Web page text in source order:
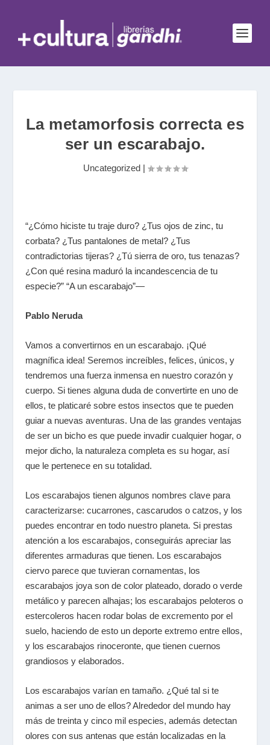
La metamorfosis correcta es
ser un escarabajo.
Uncategorized|
“¿Cómo hiciste tu traje duro? ¿Tus ojos de zinc, tu
corbata? ¿Tus pantalones de metal? ¿Tus
contradictorias tijeras? ¿Tú sierra de oro, tus tenazas?
¿Con qué resina maduró la incandescencia de tu
especie?” “A un escarabajo”—
Pablo Neruda
Vamos a convertirnos en un escarabajo. ¡Qué
magnífica idea! Seremos increíbles, felices, únicos, y
tendremos una fuerza inmensa en nuestro corazón y
cuerpo. Si tienes alguna duda de convertirte en uno de
ellos, te platicaré sobre estos insectos que te pueden
guiar a nuevas aventuras. Una de las grandes ventajas
de ser un bicho es que puede invadir cualquier hogar, o
mejor dicho, la naturaleza completa es su hogar, así
que le pertenece en su totalidad.
Los escarabajos tienen algunos nombres clave para
caracterizarse: cucarrones, cascarudos o catzos, y los
puedes encontrar en todo nuestro planeta. Si prestas
atención a los escarabajos, conseguirás apreciar las
diferentes armaduras que tienen. Los escarabajos
ciervo parece que tuvieran cornamentas, los
escarabajos joya son de color plateado, dorado o verde
metálico y parecen alhajas; los escarabajos peloteros o
estercoleros hacen rodar bolas de excremento por el
suelo, haciendo de esto un deporte extremo entre ellos,
y los escarabajos rinoceronte, que tienen cuernos
grandiosos y elaborados.
Los escarabajos varían en tamaño. ¿Qué tal si te
animas a ser uno de ellos? Alrededor del mundo hay
más de treinta y cinco mil especies, además detectan
olores con sus antenas que están localizadas en la